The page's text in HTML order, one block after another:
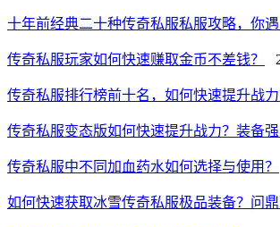
十年前经典二十种传奇私服私服攻略，你
传奇私服玩家如何快速赚取金币不差钱？
传奇私服排行榜前十名，如何快速提升战力
传奇私服变态版如何快速提升战力？装备
传奇私服中不同加血药水如何选择与使用？
如何快速获取冰雪传奇私服极品装备？问